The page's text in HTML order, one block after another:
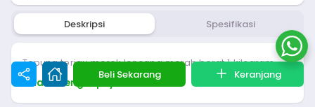
Deskripsi Spesifikasi
Tepung terigu merek lencana merah berat 1 kilogram
Lihat Selengkapnya
Beli Sekarang Keranjang